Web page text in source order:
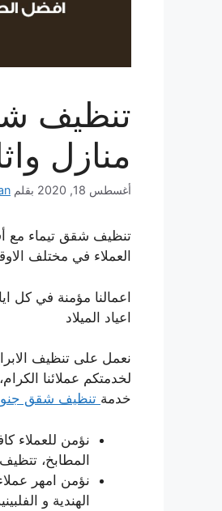
منازل
أغسطس 18, 2020 بقلم
تنظيف شقق تيماء مع
العملاء في مختلف
اعمالنا مؤمنة في كل
اعياد الميلاد
نعمل على تنظيف
لخدمتكم عملائنا
خدمة تنظيف شقق
نؤمن للعملاء
المطابخ،
نؤمن امهر
الهندية و